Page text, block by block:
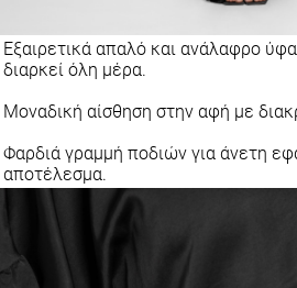
Εξαιρετικά απαλό και ανάλαφρο
διαρκεί όλη μέρα.
Μοναδική αίσθηση στην αφή με
Φαρδιά γραμμή ποδιών για άνετη
αποτέλεσμα.